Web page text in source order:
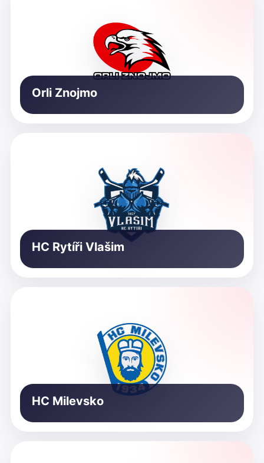
Orli Znojmo
HC Rytíři Vlašim
HC Milevsko